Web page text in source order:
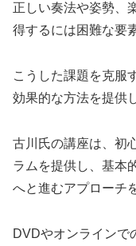
正しい奏法や姿勢、
得するには困難な要
こうした課題を克服
効果的な方法を提供
古川氏の講座は、初
ラムを提供し、基本
へと進むアプローチ
DVDやオンラインで